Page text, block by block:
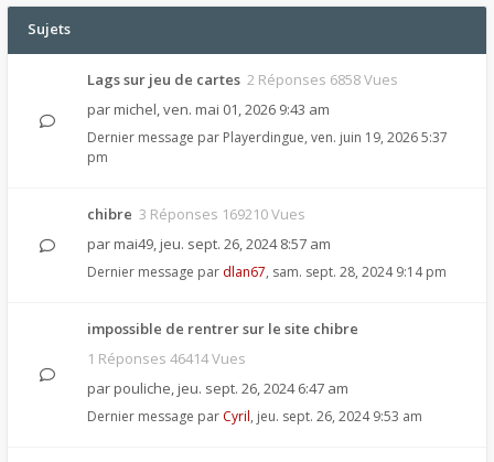
Sujets
Lags sur jeu de cartes 2 Réponses 6858 Vues
par michel,ven. mai 01, 2026 9:43 am
Dernier message par Playerdingue, ven. juin 19, 2026 5:37
pm
chibre 3 Réponses 169210 Vues
par mai49, jeu. sept. 26, 2024 8:57 am
Dernier message par dlan67, sam. sept. 28, 2024 9:14 pm
impossible de rentrer sur le site chibre
1 Réponses 46414 Vues
par pouliche, jeu. sept. 26, 2024 6:47 am
Dernier message par Cyril, jeu. sept. 26, 2024 9:53 am